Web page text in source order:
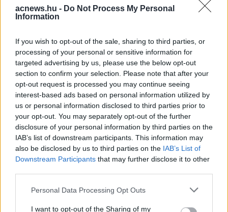
acnews.hu - Do Not Process My Personal
Information
If you wish to opt-out of the sale, sharing to third parties, or
processing of your personal or sensitive information for
targeted advertising by us, please use the below opt-out
section to confirm your selection. Please note that after your
opt-out request is processed you may continue seeing
interest-based ads based on personal information utilized by
us or personal information disclosed to third parties prior to
your opt-out. You may separately opt-out of the further
disclosure of your personal information by third parties on the
IAB’s list of downstream participants. This information may
also be disclosed by us to third parties on the IAB’s List of
Downstream Participants that may further disclose it to other
Please note that this website/app uses one or more Google
not limited to your visit or usage behaviour. You may click to
Personal Data Processing Opt Outs
I want to opt-out of the Sharing of my
kapcsolatos terveit.
Facebook Twitter
Reddit Telegram
Email
Hirdetés